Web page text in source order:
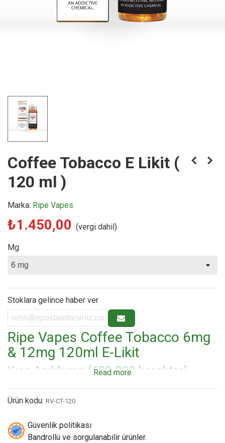
Coffee Tobacco E Likit (
120 ml )
Marka: Ripe Vapes
₺1.450,00 (vergi dahil)
Mg
Stoklara gelince haber ver
Ripe Vapes Coffee Tobacco 6mg
& 12mg 120ml E-Likit
Kısa Açıklama (600-800 karakter)
Marka:Ripe Vapes
Seri: Handcrafted Joose
Aroma Profili:Taze kavrulmuş kahve aromasını altın tütün
notalarıyla buluşturan, sıcak, aromatik ve dengeli premium
Read more
Ürün kodu: RV-CT-120
Güvenlik politikası
Bandrollü ve sorgulanabilir ürünler.